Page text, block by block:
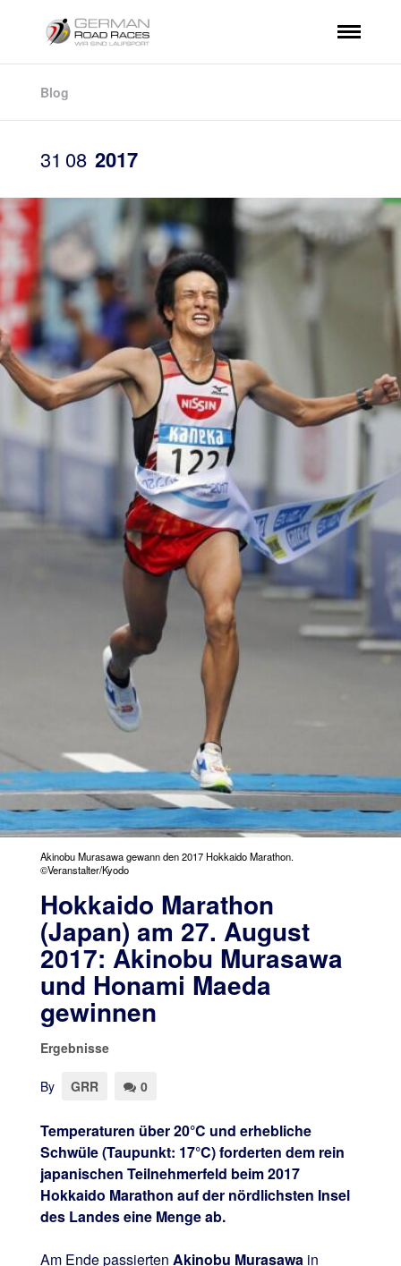
Blog
31 08 2017
Akinobu Murasawa gewann den 2017 Hokkaido Marathon.
©Veranstalter/Kyodo
Hokkaido Marathon
(Japan) am 27. August
2017: Akinobu Murasawa
und Honami Maeda
gewinnen
Ergebnisse
By GRR 0
Temperaturen über 20°C und erhebliche
Schwüle (Taupunkt: 17°C) forderten dem rein
japanischen Teilnehmerfeld beim 2017
Hokkaido Marathon auf der nördlichsten Insel
des Landes eine Menge ab.
Am Ende passierten Akinobu Murasawain